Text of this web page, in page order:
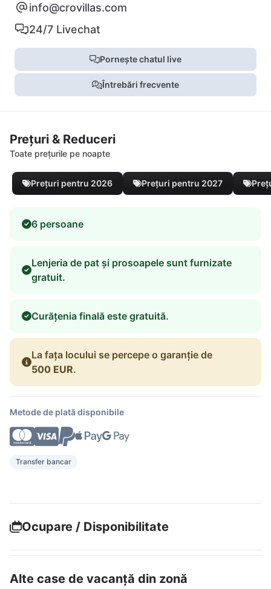
info@crovillas.com
24/7 Livechat
Pornește chatul live
Întrebări frecvente
Prețuri & Reduceri
Toate prețurile pe noapte
Prețuri pentru 2026 Prețuri pentru 2027
6 persoane
Lenjeria de pat și prosoapele sunt furnizate
gratuit.
Curățenia finală este gratuită.
La fața locului se percepe o garanție de
500 EUR.
Metode de plată disponibile
Transfer bancar
Ocupare / Disponibilitate
Alte case de vacanță din zonă